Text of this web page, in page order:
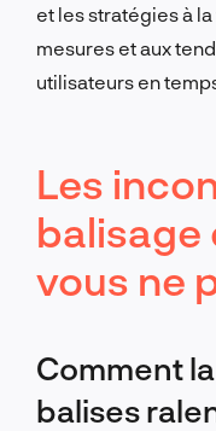
et les stratégies à
mesures et aux
utilisateurs en
Les
balisage
vous ne
Comment
balises